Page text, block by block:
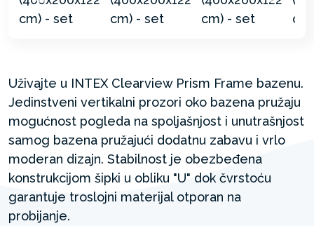
Uživajte u INTEX Clearview Prism Frame bazenu.
Jedinstveni vertikalni prozori oko bazena pružaju
mogućnost pogleda na spoljašnjost i unutrašnjost
samog bazena pružajući dodatnu zabavu i vrlo
moderan dizajn. Stabilnost je obezbeđena
konstrukcijom šipki u obliku "U" dok čvrstoću
garantuje troslojni materijal otporan na
probijanje.